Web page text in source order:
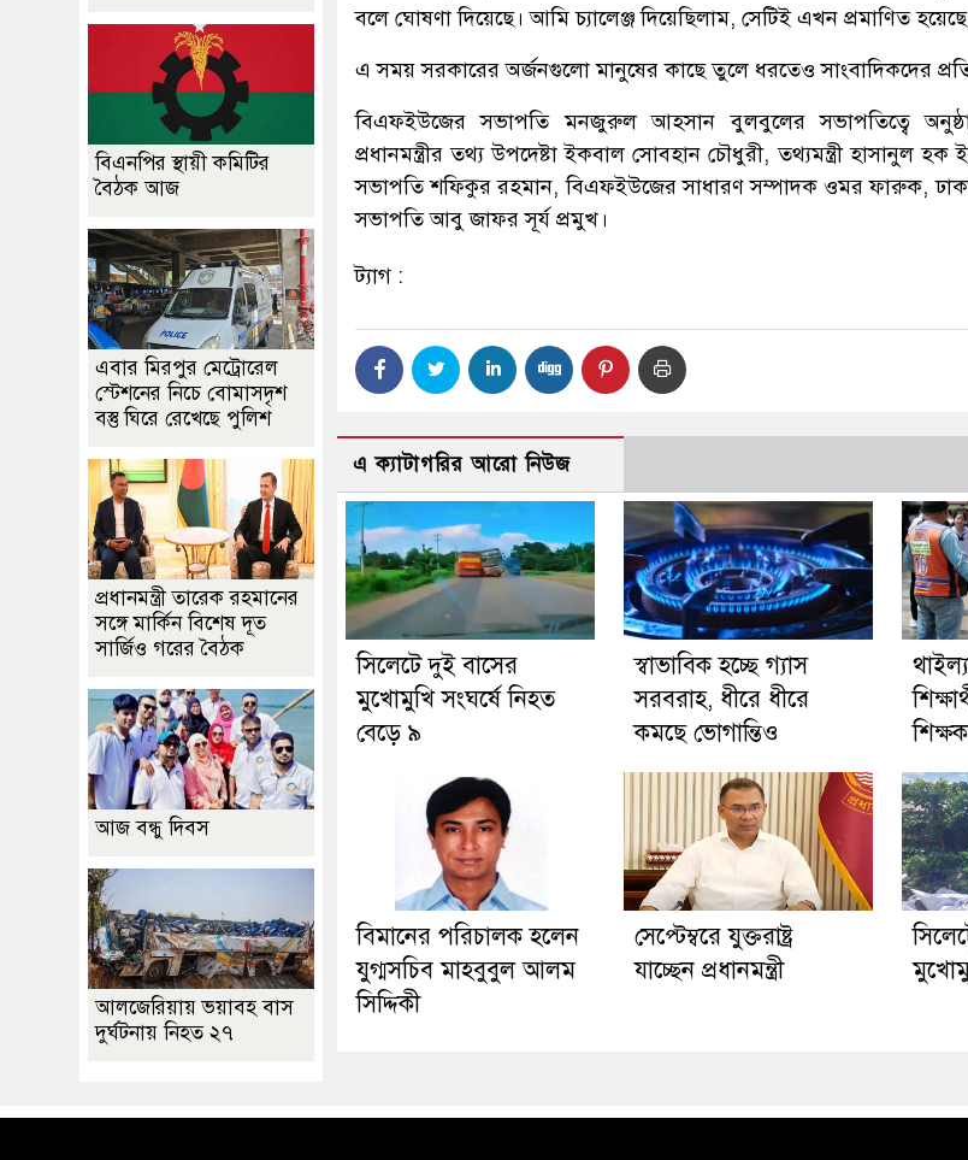
বলে ঘোষণা দিয়েছে। আমি চ্যালেঞ্জ দিয়েছিলাম, সেটিই এখন প্রমাণিত
এ সময় সরকারের অর্জনগুলো মানুষের কাছে তুলে ধরতেও সাংবাদিকদের প্রতি
বিএফইউজের সভাপতি মনজুরুল আহসান বুলবুলের সভাপতিত্বে
প্রধানমন্ত্রীর তথ্য উপদেষ্টা ইকবাল সোবহান চৌধুরী, তথ্যমন্ত্রী হাসানুল হক
সভাপতি শফিকুর রহমান, বিএফইউজের সাধারণ সম্পাদক ওমর ফারুক, ঢাকা
সভাপতি আবু জাফর সূর্য প্রমুখ।
ট্যাগ :
এ ক্যাটাগরির আরো নিউজ
সিলেটে দুই বাসের
মুখোমুখি সংঘর্ষে নিহত
বেড়ে ৯
স্বাভাবিক হচ্ছে গ্যাস
সরবরাহ, ধীরে ধীরে
কমছে ভোগান্তিও
বিমানের পরিচালক হলেন
যুগ্মসচিব মাহবুবুল আলম
সিদ্দিকী
সেপ্টেম্বরে যুক্তরাষ্ট্র
যাচ্ছেন প্রধানমন্ত্রী
বিএনপির স্থায়ী কমিটির
বৈঠক আজ
এবার মিরপুর মেট্রোরেল
স্টেশনের নিচে বোমাসদৃশ
বস্তু ঘিরে রেখেছে পুলিশ
প্রধানমন্ত্রী তারেক রহমানের
সঙ্গে মার্কিন বিশেষ দূত
সার্জিও গরের বৈঠক
আজ বন্ধু দিবস
আলজেরিয়ায় ভয়াবহ বাস
দুর্ঘটনায় নিহত ২৭